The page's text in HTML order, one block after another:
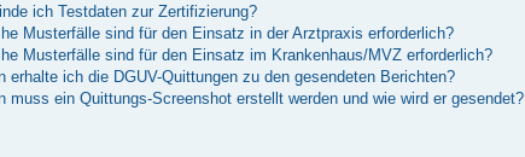
ich Testdaten zur Zertifizierung?
Musterfälle sind für den Einsatz in der Arztpraxis erforderlich?
Musterfälle sind für den Einsatz im Krankenhaus/MVZ erforderlich?
erhalte ich die DGUV-Quittungen zu den gesendeten Berichten?
muss ein Quittungs-Screenshot erstellt werden und wie wird er gesendet?